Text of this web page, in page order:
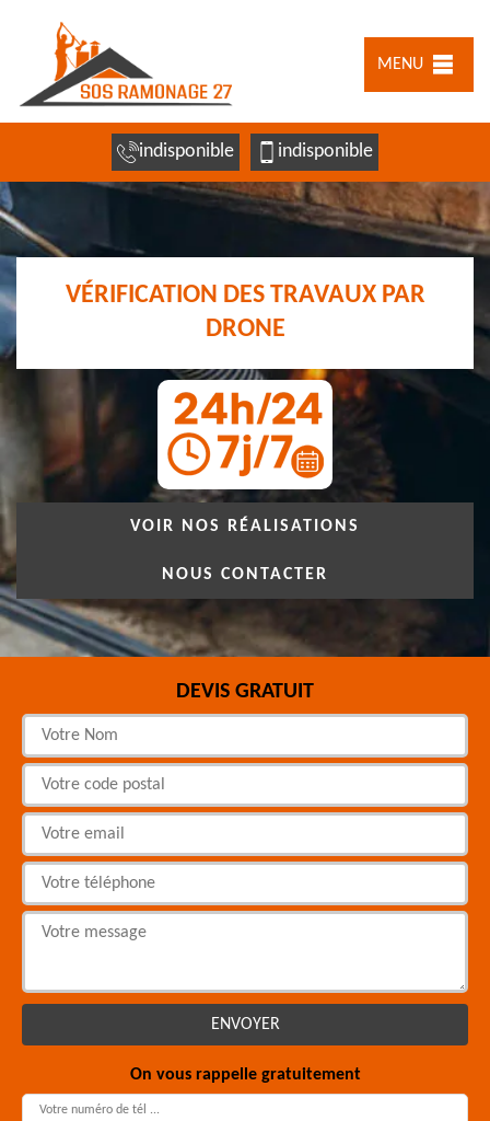
MENU
indisponible indisponible
VÉRIFICATION DES TRAVAUX PAR
DRONE
VOIR NOS RÉALISATIONS
NOUS CONTACTER
DEVIS GRATUIT
On vous rappelle gratuitement